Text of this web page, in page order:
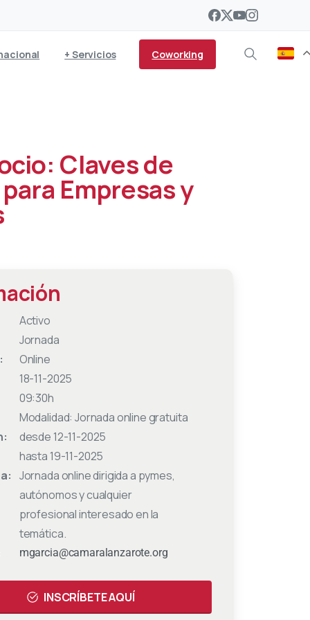
+ Servicios Coworking
Claves de
Empresas y
Activo
Jornada
Online
18-11-2025
09:30h
Modalidad: Jornada online gratuita
desde 12-11-2025
hasta 19-11-2025
Jornada online dirigida a pymes,
autónomos y cualquier
profesional interesado en la
temática.
mgarcia@camaralanzarote.org
INSCRÍBETE AQUÍ